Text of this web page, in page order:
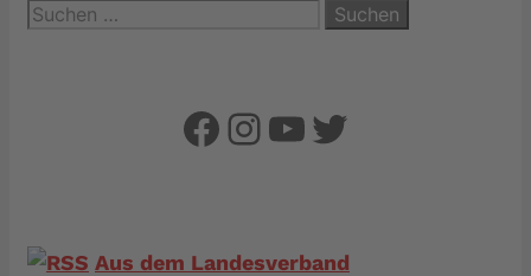
Suchen
nach:
Facebook
Instagram
YouTube
Twitter
Aus dem Landesverband